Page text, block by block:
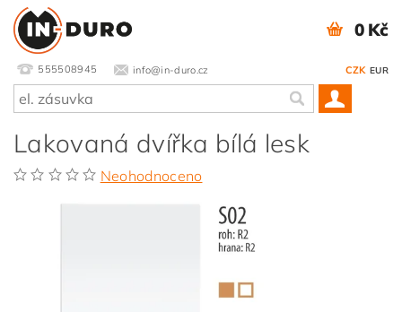
555508945 info@in-duro.cz CZK EUR
0 Kč
Lakovaná dvířka bílá lesk
Neohodnoceno